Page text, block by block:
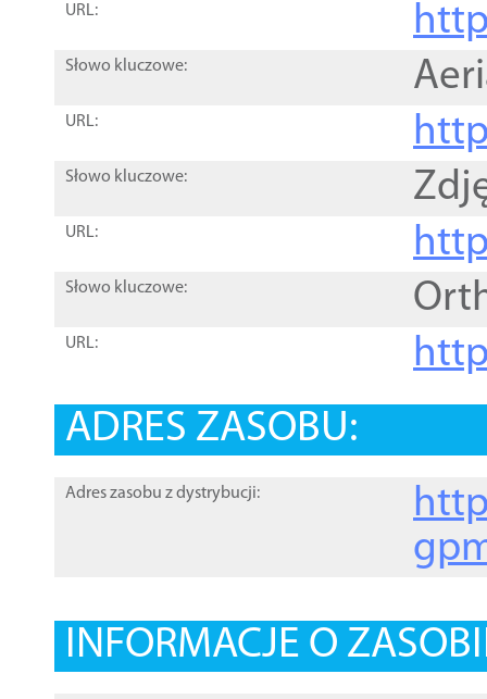
URL:
Słowo kluczowe:
URL:
Słowo kluczowe:
URL:
Słowo kluczowe:
URL:
ADRES ZASOBU:
Adres zasobu z dystrybucji:
INFORMACJE O